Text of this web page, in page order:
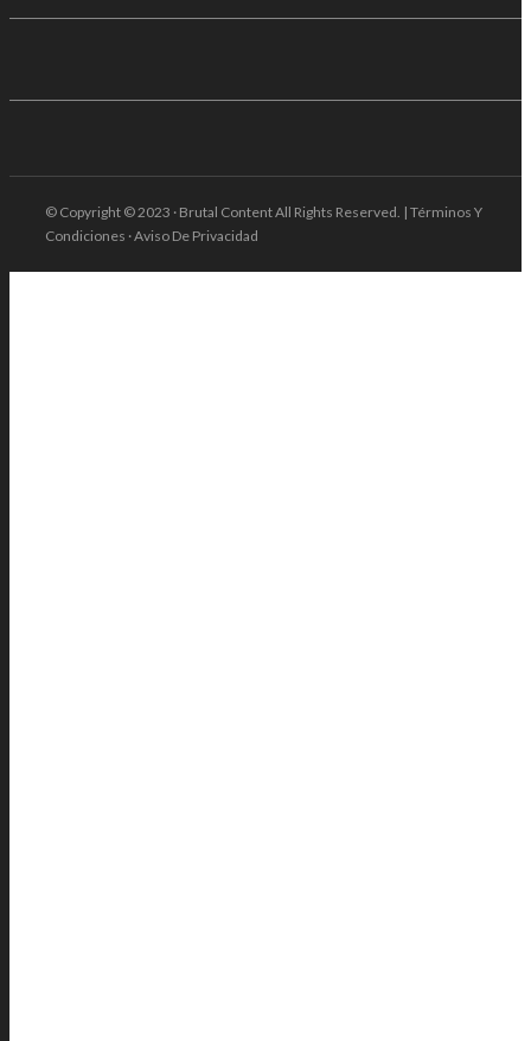
© Copyright © 2023 · Brutal Content All Rights Reserved. | Términos Y
Condiciones · Aviso De Privacidad